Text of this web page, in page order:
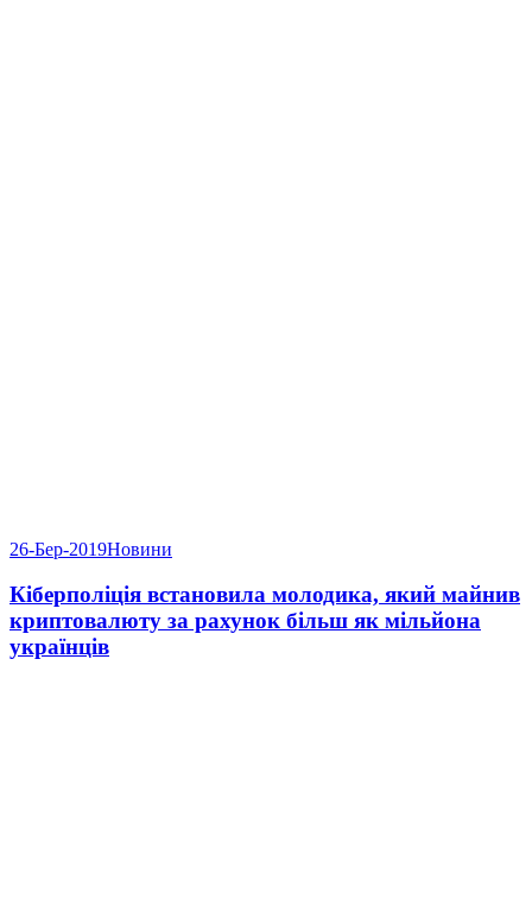
26-Бер-2019Новини
Кіберполіція встановила молодика, який майнив
криптовалюту за рахунок більш як мільйона
українців